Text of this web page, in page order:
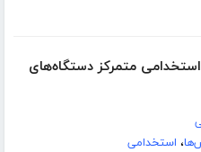
متمرکز دستگاه‌های
، استخدامی